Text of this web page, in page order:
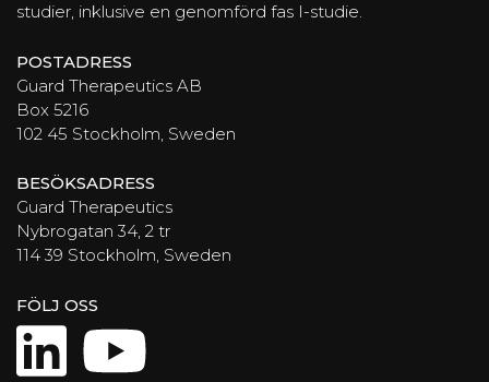
studier, inklusive en genomförd fas I-studie.
POSTADRESS
Guard Therapeutics AB
Box 5216
102 45 Stockholm, Sweden
BESÖKSADRESS
Guard Therapeutics
Nybrogatan 34, 2 tr
114 39 Stockholm, Sweden
FÖLJ OSS
LinkedIn
YouTube